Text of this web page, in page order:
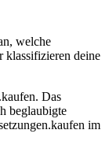
welche
klassifizieren deine